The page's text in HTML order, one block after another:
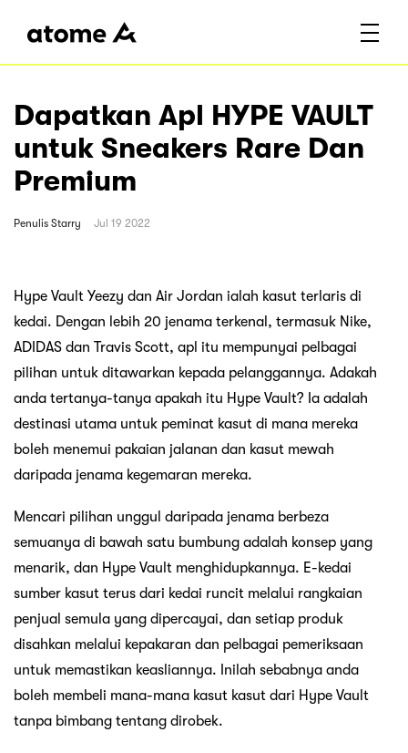
Dapatkan Apl HYPE VAULT
untuk Sneakers Rare Dan
Premium
Penulis Starry Jul 19 2022
Hype Vault Yeezy dan Air Jordan ialah kasut terlaris di
kedai. Dengan lebih 20 jenama terkenal, termasuk Nike,
ADIDAS dan Travis Scott, apl itu mempunyai pelbagai
pilihan untuk ditawarkan kepada pelanggannya. Adakah
anda tertanya-tanya apakah itu Hype Vault? Ia adalah
destinasi utama untuk peminat kasut di mana mereka
boleh menemui pakaian jalanan dan kasut mewah
daripada jenama kegemaran mereka.
Mencari pilihan unggul daripada jenama berbeza
semuanya di bawah satu bumbung adalah konsep yang
menarik, dan Hype Vault menghidupkannya. E-kedai
sumber kasut terus dari kedai runcit melalui rangkaian
penjual semula yang dipercayai, dan setiap produk
disahkan melalui kepakaran dan pelbagai pemeriksaan
untuk memastikan keasliannya. Inilah sebabnya anda
boleh membeli mana-mana kasut kasut dari Hype Vault
tanpa bimbang tentang dirobek.